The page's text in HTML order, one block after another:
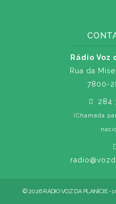
Rádio Voz
Rua da
7800-
284
(Chamada
© 2026 RÁDIO VOZ DA PLANÍCIE -